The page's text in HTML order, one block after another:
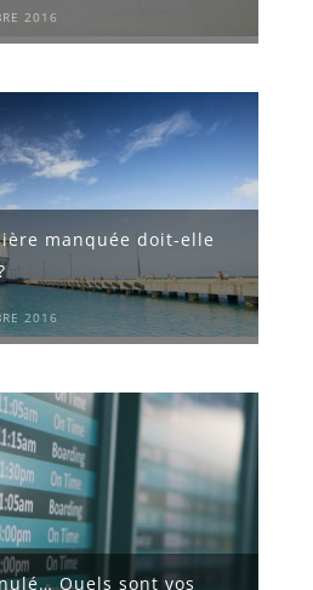
2016
manquée doit-elle
2016
Quels sont vos